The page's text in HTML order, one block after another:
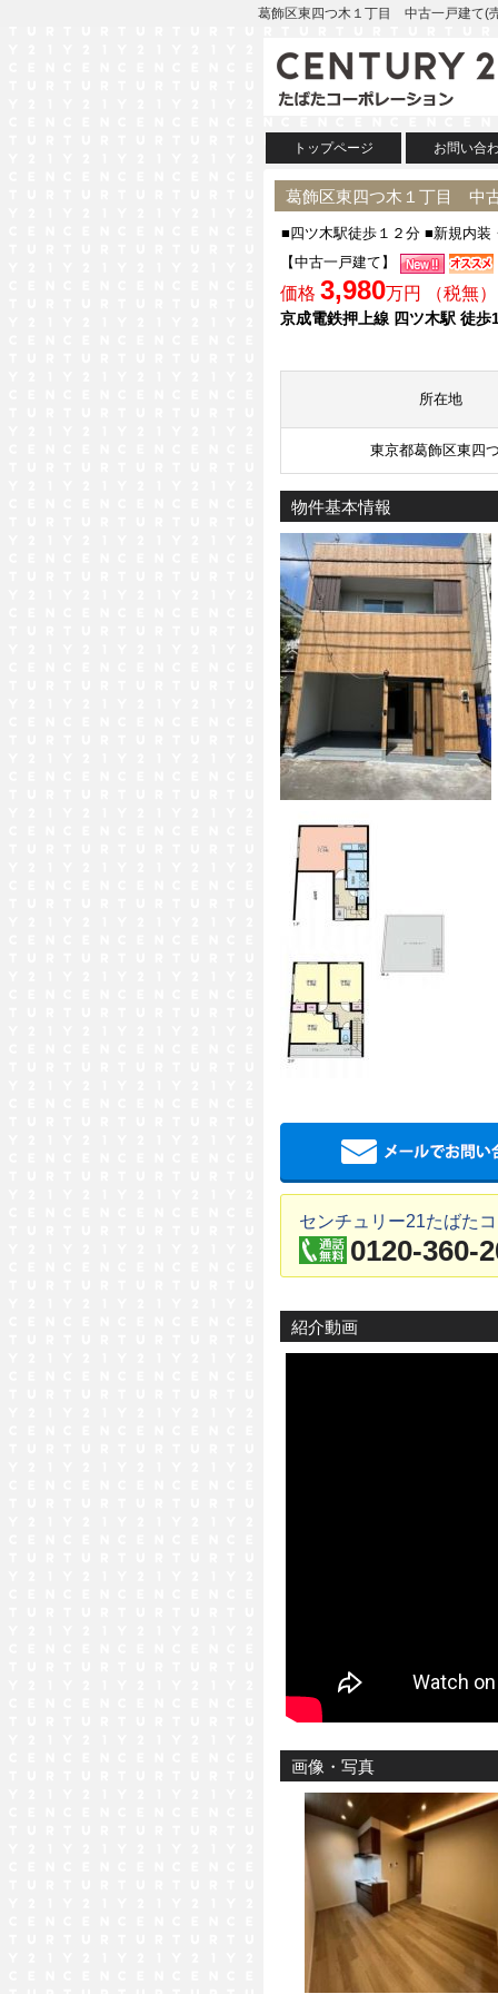
葛飾区東四つ木１丁目 中古一戸建て(
トップページ お問い合
葛飾区東四つ木１丁目 中
■四ツ木駅徒歩１２分 ■新規内
【中古一戸建て】
価格 3,980万円 （税無）
京成電鉄押上線 四ツ木駅 徒歩
所在地
東京都葛飾区東四
物件基本情報
センチュリー21たばた
0120-360-
紹介動画
画像・写真